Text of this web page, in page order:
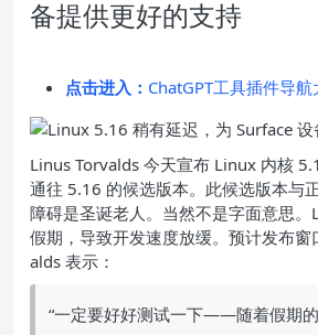
备提供更好的支持
点击进入： ChatGPT工具插件导航
Linus Torvalds 今天宣布 Linux 内核
通往 5.16 的候选版本。此候选版本与
障碍是圣诞老人。当然不是字面意思
假期，导致开发速度放缓。预计发布
alds 表示：
“一定要好好测试一下——随着假期